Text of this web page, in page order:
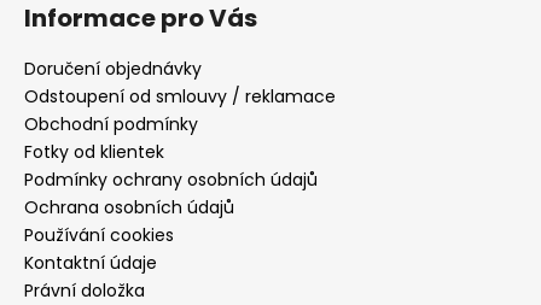
Informace pro Vás
Doručení objednávky
Odstoupení od smlouvy / reklamace
Obchodní podmínky
Fotky od klientek
Podmínky ochrany osobních údajů
Ochrana osobních údajů
Používání cookies
Kontaktní údaje
Právní doložka